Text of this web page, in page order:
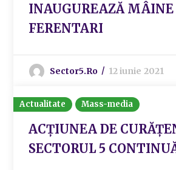
INAUGUREAZĂ MÂINE
FERENTARI
Sector5.ro 12 iunie 2021
Actualitate Mass-media
ACȚIUNEA DE
SECTORUL 5